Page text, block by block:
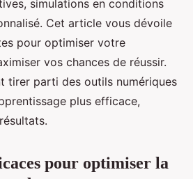
simulations en conditions
Cet article vous dévoile
pour optimiser votre
vos chances de réussir.
tirer parti des outils numériques
plus efficace,
pour optimiser la